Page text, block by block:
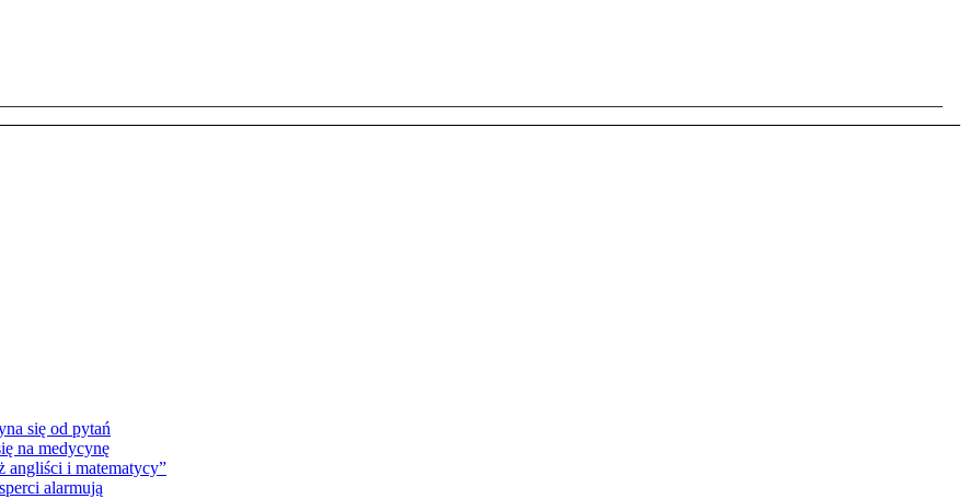
się od pytań
na medycynę
angliści i matematycy”
alarmują